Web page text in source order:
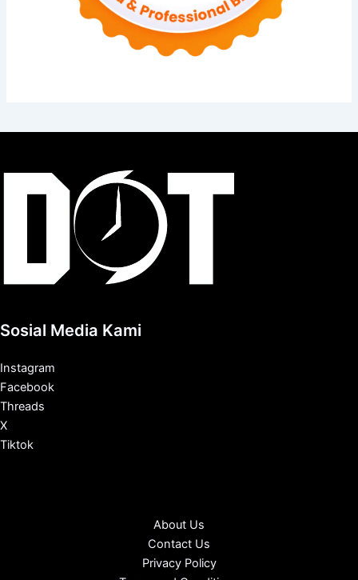
Sosial Media Kami
Instagram
Facebook
Threads
X
Tiktok
About Us
Contact Us
Privacy Policy